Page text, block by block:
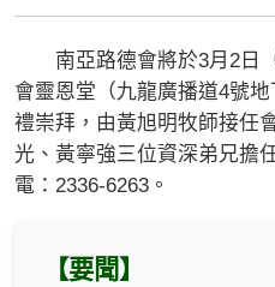
南亞路德會將於3月2日（
會靈恩堂（九龍廣播道4號
禮崇拜，由黃旭明牧師接任
光、黃寧強三位資深弟兄擔
電：2336-6263。
【要聞】